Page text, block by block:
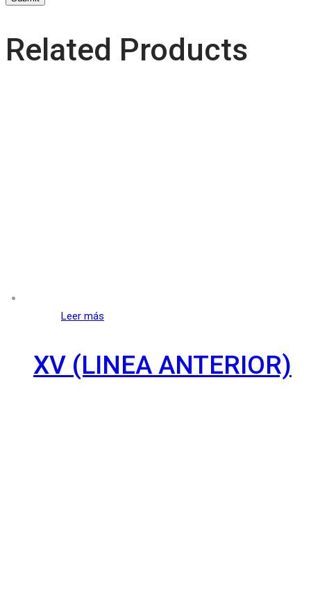
Related Products
Leer más
XV (LINEA ANTERIOR)